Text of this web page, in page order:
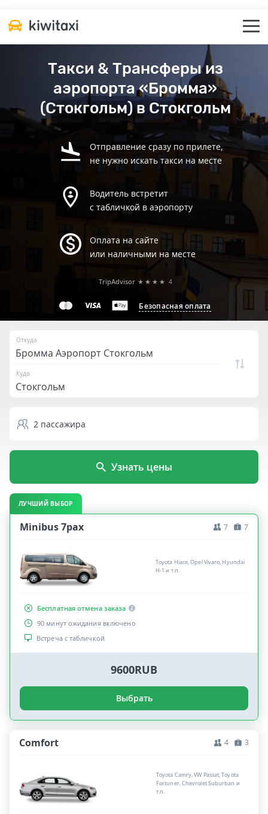
Такси & Трансферы из
аэропорта «Бромма»
(Стокгольм) в Стокгольм
Отправление сразу по прилете,
не нужно искать такси на месте
Водитель встретит
с табличкой в аэропорту
Оплата на сайте
или наличными на месте
Безопасная оплата
TripAdvisor ★★★★ 4
Откуда
Куда
2 пассажира
Узнать цены
ЛУЧШИЙ ВЫБОР
Minibus 7pax 7 7
Toyota Hiace, Opel Vivaro, Hyundai
H-1 и т.п.
Бесплатная отмена заказа
90 минут ожидания включено
Встреча с табличкой
9600RUB
Выбрать
Comfort 4 3
Toyota Camry, VW Passat, Toyota
Fortuner, Chevrolet Suburban и
т.п.